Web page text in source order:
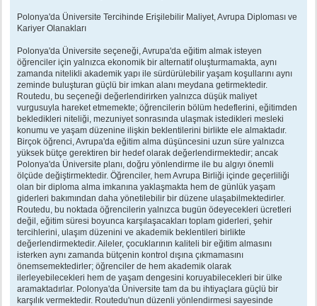
Polonya'da Üniversite Tercihinde Erişilebilir Maliyet, Avrupa Diploması ve
Kariyer Olanakları
Polonya'da Üniversite seçeneği, Avrupa'da eğitim almak isteyen
öğrenciler için yalnızca ekonomik bir alternatif oluşturmamakta, aynı
zamanda nitelikli akademik yapı ile sürdürülebilir yaşam koşullarını aynı
zeminde buluşturan güçlü bir imkan alanı meydana getirmektedir.
Routedu, bu seçeneği değerlendirirken yalnızca düşük maliyet
vurgusuyla hareket etmemekte; öğrencilerin bölüm hedeflerini, eğitimden
bekledikleri niteliği, mezuniyet sonrasında ulaşmak istedikleri mesleki
konumu ve yaşam düzenine ilişkin beklentilerini birlikte ele almaktadır.
Birçok öğrenci, Avrupa'da eğitim alma düşüncesini uzun süre yalnızca
yüksek bütçe gerektiren bir hedef olarak değerlendirmektedir; ancak
Polonya'da Üniversite planı, doğru yönlendirme ile bu algıyı önemli
ölçüde değiştirmektedir. Öğrenciler, hem Avrupa Birliği içinde geçerliliği
olan bir diploma alma imkanına yaklaşmakta hem de günlük yaşam
giderleri bakımından daha yönetilebilir bir düzene ulaşabilmektedirler.
Routedu, bu noktada öğrencilerin yalnızca bugün ödeyecekleri ücretleri
değil, eğitim süresi boyunca karşılaşacakları toplam giderleri, şehir
tercihlerini, ulaşım düzenini ve akademik beklentileri birlikte
değerlendirmektedir. Aileler, çocuklarının kaliteli bir eğitim almasını
isterken aynı zamanda bütçenin kontrol dışına çıkmamasını
önemsemektedirler; öğrenciler de hem akademik olarak
ilerleyebilecekleri hem de yaşam dengesini koruyabilecekleri bir ülke
aramaktadırlar. Polonya'da Üniversite tam da bu ihtiyaçlara güçlü bir
karşılık vermektedir. Routedu'nun düzenli yönlendirmesi sayesinde